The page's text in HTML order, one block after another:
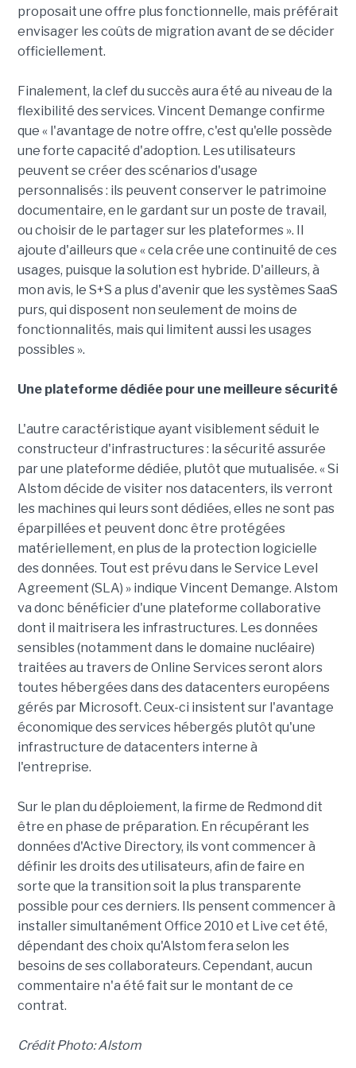
proposait une offre plus fonctionnelle, mais préférait
envisager les coûts de migration avant de se décider
officiellement.
Finalement, la clef du succès aura été au niveau de la
flexibilité des services. Vincent Demange confirme
que « l'avantage de notre offre, c'est qu'elle possède
une forte capacité d'adoption. Les utilisateurs
peuvent se créer des scénarios d'usage
personnalisés : ils peuvent conserver le patrimoine
documentaire, en le gardant sur un poste de travail,
ou choisir de le partager sur les plateformes ». Il
ajoute d'ailleurs que « cela crée une continuité de ces
usages, puisque la solution est hybride. D'ailleurs, à
mon avis, le S+S a plus d'avenir que les systèmes SaaS
purs, qui disposent non seulement de moins de
fonctionnalités, mais qui limitent aussi les usages
possibles ».
Une plateforme dédiée pour une meilleure sécurité
L'autre caractéristique ayant visiblement séduit le
constructeur d'infrastructures : la sécurité assurée
par une plateforme dédiée, plutôt que mutualisée. « Si
Alstom décide de visiter nos datacenters, ils verront
les machines qui leurs sont dédiées, elles ne sont pas
éparpillées et peuvent donc être protégées
matériellement, en plus de la protection logicielle
des données. Tout est prévu dans le Service Level
Agreement (SLA) » indique Vincent Demange. Alstom
va donc bénéficier d'une plateforme collaborative
dont il maitrisera les infrastructures. Les données
sensibles (notamment dans le domaine nucléaire)
traitées au travers de Online Services seront alors
toutes hébergées dans des datacenters européens
gérés par Microsoft. Ceux-ci insistent sur l'avantage
économique des services hébergés plutôt qu'une
infrastructure de datacenters interne à
l'entreprise.
Sur le plan du déploiement, la firme de Redmond dit
être en phase de préparation. En récupérant les
données d'Active Directory, ils vont commencer à
définir les droits des utilisateurs, afin de faire en
sorte que la transition soit la plus transparente
possible pour ces derniers. Ils pensent commencer à
installer simultanément Office 2010 et Live cet été,
dépendant des choix qu'Alstom fera selon les
besoins de ses collaborateurs. Cependant, aucun
commentaire n'a été fait sur le montant de ce
contrat.
Crédit Photo: Alstom